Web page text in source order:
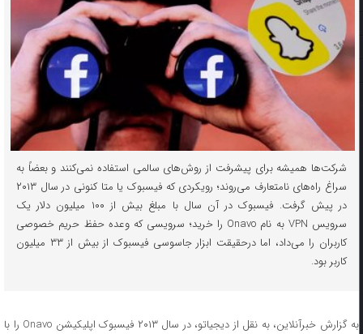
شرکت‌ها همیشه برای پیشرفت از روش‌های سالمی استفاده نمی‌کنند و بعضاً به
سراغ راه‌های نامتعارف می‌روند؛ رویکردی که فیسبوک یا متا کنونی در سال ۲۰۱۳
در پیش گرفت. فیسبوک در آن سال با مبلغ بیش از ۱۰۰ میلیون دلار یک
سرویس VPN به نام Onavo را خرید؛ سرویسی که وعده حفظ حریم خصوصی
کاربران را می‌داد، اما درحقیقت ابزار جاسوسی فیسبوک از بیش از ۳۳ میلیون
کاربر بود.
به گزارش خبرآنلاین، به نقل از دیجیاتو، در سال ۲۰۱۳ فیسبوک اپلیکیشن Onavo را با